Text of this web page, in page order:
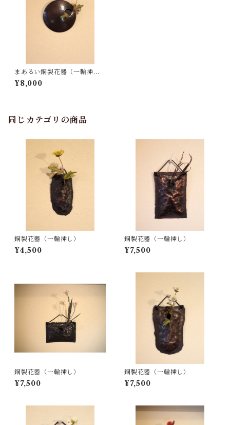
まあるい銅製花器（一輪挿
し）
¥8,000
同じカテゴリの商品
銅製花器（一輪挿し）
¥4,500
銅製花器（一輪挿し）
¥7,500
銅製花器（一輪挿し）
¥7,500
銅製花器（一輪挿し）
¥7,500